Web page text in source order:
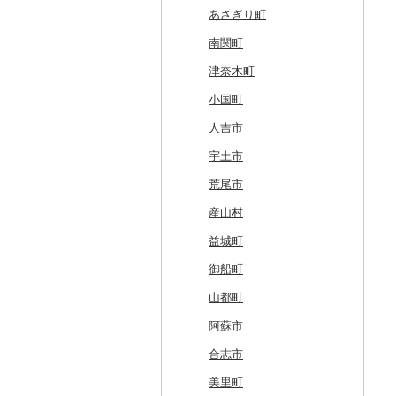
奥尻町
網走市
浦河町
広尾町
中札内村
滝川市
比布町
鶴居村
釧路市
苫前町
当別町
占冠村
上士幌町
平取町
外ヶ浜町
つがる市
弘前市
鰺ヶ沢町
むつ市
田舎館村
青森県（県庁）
三沢市
西目屋村
北上市
平泉町
洋野町
大船渡市
山田町
大槌町
女川町
気仙沼市
美里町
松島町
大和町
大郷町
南三陸町
仙台市
大河原町
角田市
涌谷町
東松島市
鹿角市
大仙市
八郎潟町
戸沢村
舟形町
最上町
真室川町
寒河江市
西川町
高畠町
山形市
三川町
大江町
米沢市
三春町
本宮市
柳津町
鮫川村
福島市
新地町
葛尾村
三島町
桑折町
矢吹町
国見町
檜枝岐村
喜多方市
南相馬市
笠間市
行方市
結城市
城里町
水戸市
鉾田市
桜川市
石岡市
茨城県（県庁）
坂東市
小美玉市
日立市
大子町
鹿嶋市
芳賀町
野木町
藤岡市
邑楽町
板倉町
嬬恋村
草津町
高崎市
群馬県（県庁）
大泉町
長野原町
中之条町
日高市
蓮田市
川越市
宮代町
吉見町
東松山市
入間市
志木市
北本市
桶川市
加須市
三郷市
八潮市
越生町
東庄町
館山市
大網白里市
一宮町
佐倉市
木更津市
茂原市
野田市
山武市
鴨川市
印西市
神崎町
船橋市
千葉市
多摩市
稲城市
世田谷区
日の出町
板橋区
渋谷区
千代田区
新宿区
江東区
青梅市
国立市
品川区
福生市
小平市
横須賀市
三浦市
大磯町
箱根町
横浜市
茅ヶ崎市
川崎市
厚木市
海老名市
相模原市
座間市
二宮町
村上市
妙高市
聖籠町
刈羽村
湯沢町
新潟市
早川町
南部町
昭和町
甲府市
甲州市
丹波山村
立科町
東御市
中野市
豊丘村
売木村
小諸市
木曽町
箕輪町
駒ヶ根市
王滝村
千曲市
辰野町
茅野市
喬木村
高山市
郡上市
白川村
御嵩町
海津市
関ケ原町
七宗町
笠松町
東白川村
土岐市
岐阜県（県庁）
下呂市
多治見市
垂井町
熱海市
掛川市
伊豆の国市
小山町
森町
川根本町
富士市
御前崎市
東伊豆町
西伊豆町
清水町
南伊豆町
松崎町
湖西市
蒲郡市
東郷町
犬山市
弥富市
東海市
新城市
春日井市
瀬戸市
大府市
半田市
あま市
岩倉市
小牧市
愛西市
名張市
東員町
玉城町
南山城村
京都市
舞鶴市
和束町
八幡市
京田辺市
向日市
松原市
柏原市
羽曳野市
大阪府（府庁）
吹田市
河南町
和泉市
高槻市
豊中市
箕面市
太子町
岬町
千早赤阪村
東大阪市
養父市
南あわじ市
洲本市
猪名川町
尼崎市
加西市
宝塚市
淡路市
丹波篠山市
香美町
芦屋市
神戸市
川西市
三田市
斑鳩町
平群町
黒滝村
御所市
上牧町
明日香村
吉野町
奈良市
大和郡山市
野迫川村
葛城市
三宅町
生駒市
東吉野村
紀の川市
上富田町
白浜町
由良町
すさみ町
日高町
有田川町
印南町
和歌山県（県庁）
みなべ町
かつらぎ町
田辺市
北山村
串本町
新庄村
高梁市
勝央町
倉敷市
矢掛町
鏡野町
安芸高田市
佐那河内村
北島町
吉野川市
南国市
仁淀川町
大月町
三原村
香南市
大豊町
田野町
高知市
東洋町
越知町
安芸市
本山町
土佐清水市
北川村
久山町
大野城市
宗像市
水巻町
岡垣町
豊前市
嘉麻市
筑後市
大木町
直方市
遠賀町
大任町
北九州市
宇美町
白石町
太良町
大村市
佐々町
平戸市
あさぎり町
南関町
津奈木町
小国町
人吉市
宇土市
荒尾市
産山村
益城町
御船町
山都町
阿蘇市
合志市
美里町